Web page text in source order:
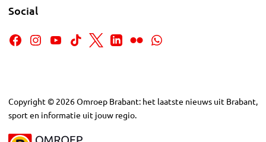
Social
Copyright © 2026Omroep Brabant: het laatste nieuws uit Brabant,
sport en informatie uit jouw regio.